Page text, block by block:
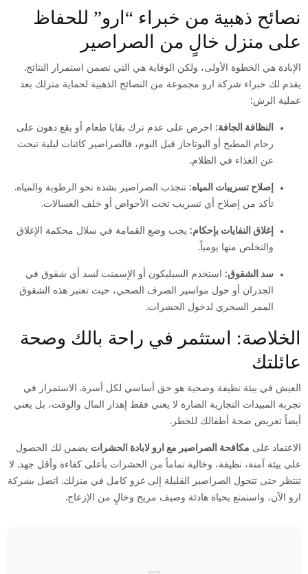
نصائح ذهبية من خبراء “ارو” للحفاظ
على منزل خالٍ من الصراصير
الإبادة هي الخطوة الأولى، ولكن الوقاية هي التي تضمن استمرار النتائج.
يقدم لك خبراء شركة ارو مجموعة من النصائح الذهبية لحماية منزلك بعد
عملية الرش:
النظافة الجافة: احرص على عدم ترك بقايا طعام أو بقع دهون على
رخام المطبخ أو البوتاجاز قبل النوم، فالصراصير كائنات ليلية تبحث
عن الغذاء في الظلام.
إصلاح تسريبات المياه: تنجذب الصراصير بشدة نحو الرطوبة والمياه.
تأكد من إصلاح أي تسريب تحت الأحواض أو خلف الغسالات.
إغلاق النفايات بإحكام: يجب وضع القمامة في سلال محكمة الإغلاق
والتخلص منها يومياً.
سد الشقوق: استخدم السيليكون أو الإسمنت لسد أي شقوق في
الجدران أو حول مواسير الصرف الصحي، حيث تعتبر هذه الشقوق
الممر السحري لدخول الحشرات.
الخلاصة: استثمر في راحة بالك وصحة
عائلتك
العيش في بيئة نظيفة وصحية هو حق أساسي لكل أسرة. الاستمرار في
تجربة المبيدات التجارية الضارة لا يعني فقط إهدار المال والوقت، بل يعني
أيضاً تعريض صحة أطفالك للخطر.
الاعتماد على مكافحة الصراصير مع ارو لابادة الحشرات يضمن لك الحصول
على بيئة آمنة، نظيفة، وخالية تماماً من الحشرات بأعلى كفاءة وأقل جهد. لا
تنتظر حتى تتحول الصراصير القليلة إلى غزو كامل في منزلك. اتصل بشركة
ارو الآن، واستمتع بحياة هادئة وصيف مريح وخالٍ من الإزعاج.